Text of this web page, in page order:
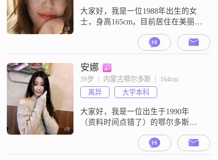
大家好，我是一位1988年出生的女
士，身高165cm，目前居住在美丽的
呼和浩特##3002##我拥有大专学
历，在职场上打拼多年，现在月收
入已超过50000元，经济上比较独立
##3002##性格方面，我自认为是一
个独立自信的人，喜欢自己做决
定，也敢于承担后果##3002##同
时，我也非常善解人意，能够理解
和尊重他人的想法
安娜
39岁  |  内蒙古鄂尔多斯  |  164cm
离异
大学本科
大家好，我是一位出生于1990年
（资料时间点错了）的鄂尔多斯女
士##3002##身高163厘米，拥有大学
本科学历##3002##目前，我的月收
入在8000到12000元之间，经济独